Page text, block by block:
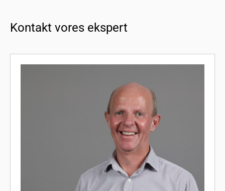
Kontakt vores ekspert